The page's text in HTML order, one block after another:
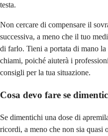
testa.
Non cercare di compensare il
successiva, a meno che il tuo
di farlo. Tieni a portata di mano
chiami, poiché aiuterà i
consigli per la tua situazione.
Cosa devo fare se
Se dimentichi una dose di
ricordi, a meno che non sia quasi